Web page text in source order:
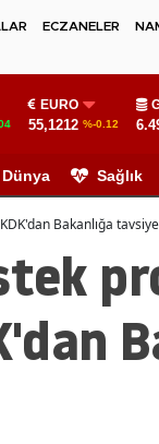
ECZANELER
EURO
55,1212 %-0.12
Dünya Sağlık
Bakanlığa